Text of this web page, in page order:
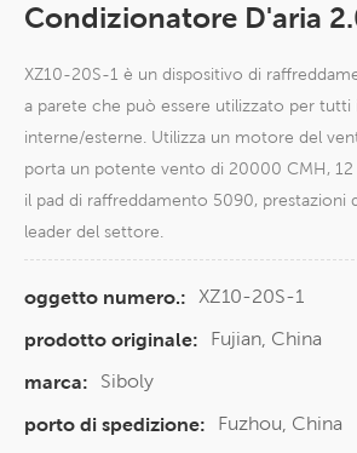
Condizionatore D'aria
XZ10-20S-1 è un dispositivo di
a parete che può essere utilizzato per tutti
interne/esterne. Utilizza un motore del
porta un potente vento di 20000 CMH, 12
il pad di raffreddamento 5090, prestazioni
leader del settore.
oggetto numero.: XZ10-20S-1
prodotto originale:
Fujian, China
marca:
Siboly
porto di spedizione:
Fuzhou, China